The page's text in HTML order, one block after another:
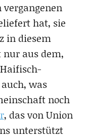
hat, sie
in diesem
aus dem,
was
noch
, das von Union
unterstützt